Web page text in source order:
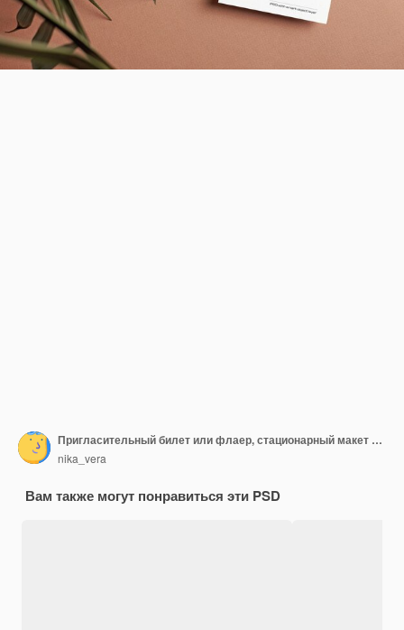
Пригласительный билет или флаер, стационарный макет с пальмовым листом сухой природы
nika_vera
Вам также могут понравиться эти PSD